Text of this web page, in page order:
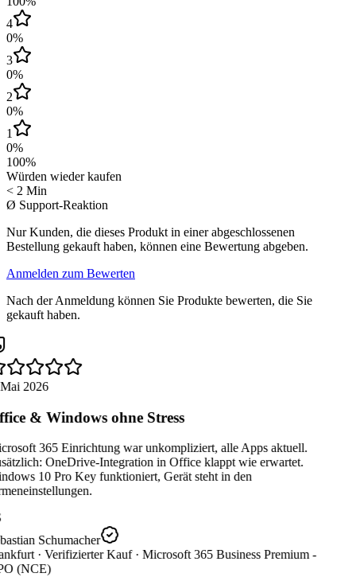
4
0%
3
0%
2
0%
1
0%
100%
Würden wieder kaufen
< 2 Min
Ø Support-Reaktion
Nur Kunden, die dieses Produkt in einer abgeschlossenen
Bestellung gekauft haben, können eine Bewertung abgeben.
Anmelden zum Bewerten
Nach der Anmeldung können Sie Produkte bewerten, die Sie
gekauft haben.
2026
& Windows ohne Stress
365 Einrichtung war unkompliziert, alle Apps aktuell.
OneDrive-Integration in Office klappt wie erwartet.
10 Pro Key funktioniert, Gerät steht in den
Schumacher
· Verifizierter Kauf · Microsoft 365 Business Premium -
(NCE)